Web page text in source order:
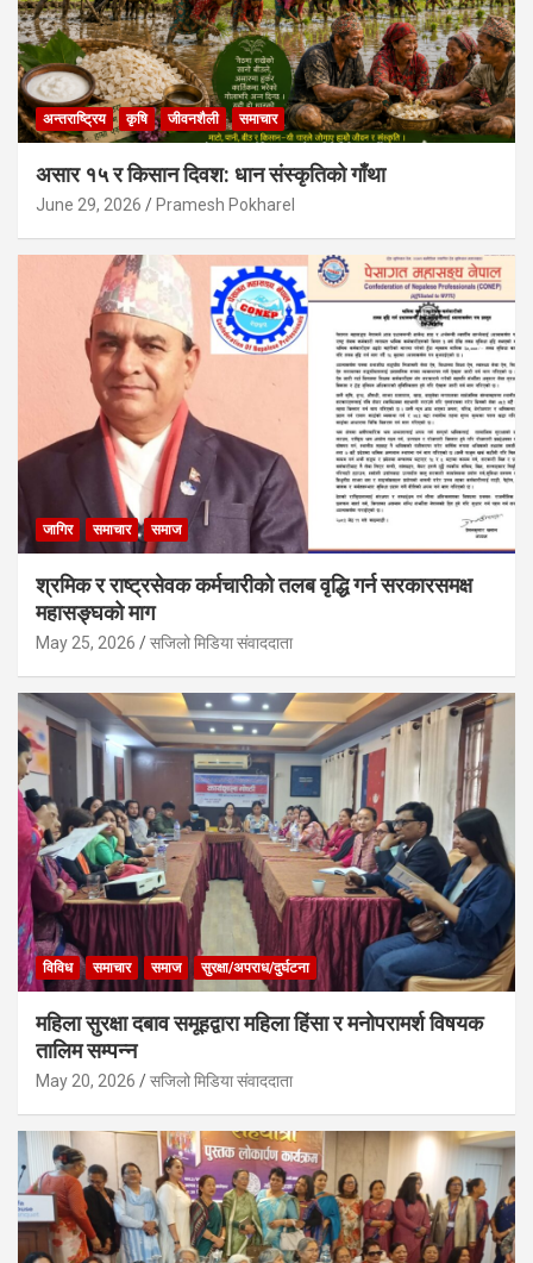
अन्तराष्ट्रिय कृषि जीवनशैली समाचार
असार १५ र किसान दिवश: धान संस्कृतिको गाँथा
June 29, 2026 Pramesh Pokharel
जागिर समाचार समाज
श्रमिक र राष्ट्रसेवक कर्मचारीको तलब वृद्धि गर्न सरकारसमक्ष
महासङ्घको माग
May 25, 2026 सजिलो मिडिया संवाददाता
विविध समाचार समाज सुरक्षा/अपराध/दुर्घटना
महिला सुरक्षा दबाव समूहद्वारा महिला हिंसा र मनोपरामर्श विषयक
तालिम सम्पन्न
May 20, 2026 सजिलो मिडिया संवाददाता